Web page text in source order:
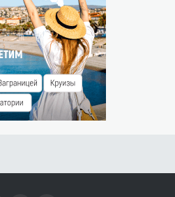
места до 11 лет
в номере)